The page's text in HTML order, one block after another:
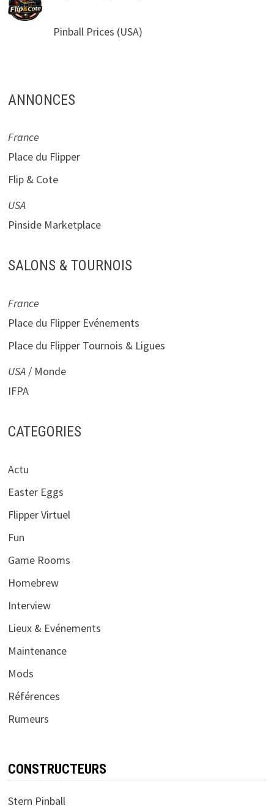
Pinball Prices (USA)
ANNONCES
France
Place du Flipper
Flip & Cote
USA
Pinside Marketplace
SALONS & TOURNOIS
France
Place du Flipper Evénements
Place du Flipper Tournois & Ligues
USA/ Monde
IFPA
CATEGORIES
Actu
Easter Eggs
Flipper Virtuel
Fun
Game Rooms
Homebrew
Interview
Lieux & Evénements
Maintenance
Mods
Références
Rumeurs
CONSTRUCTEURS
Stern Pinball